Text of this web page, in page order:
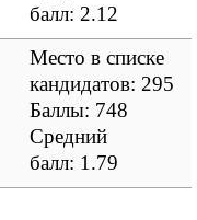
балл: 2.12
Место в списке
кандидатов: 295
Баллы: 748
Средний
балл: 1.79